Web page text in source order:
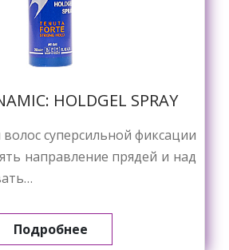
HOLDGEL SPRAY
суперсильной фиксации
направление прядей и над
Подробнее